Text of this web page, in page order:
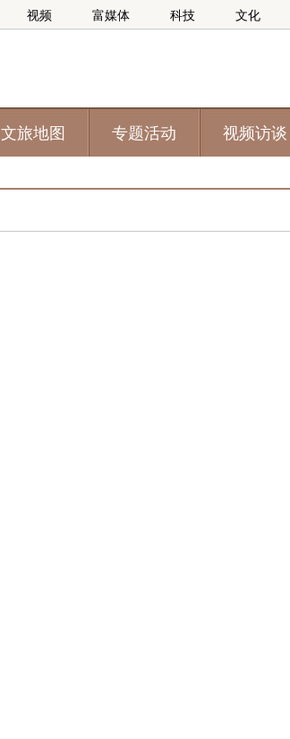
视频 富媒体 科技 文化
文旅地图 专题活动 视频访谈